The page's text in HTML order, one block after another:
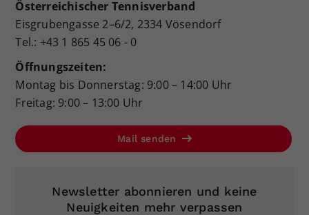
Österreichischer Tennisverband
Eisgrubengasse 2–6/2, 2334 Vösendorf
Tel.: +43 1 865 45 06 - 0
Öffnungszeiten:
Montag bis Donnerstag: 9:00 – 14:00 Uhr
Freitag: 9:00 – 13:00 Uhr
Mail senden
Newsletter abonnieren und keine
Neuigkeiten mehr verpassen